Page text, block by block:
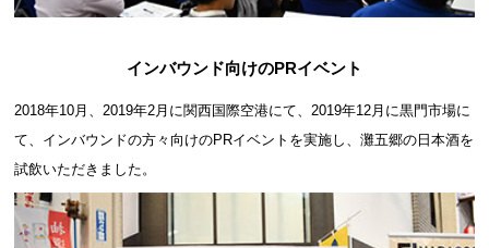
インバウンド向けのPRイベント
2018年10月、2019年2月に関西国際空港にて、2019年12月に黒門市場に
て、インバウンドの方々向けのPRイベントを実施し、灘五郷の日本酒を
試飲いただきました。